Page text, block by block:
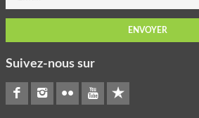
ENVOYER
Suivez-nous sur